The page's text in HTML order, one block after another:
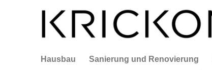
Hausbau Sanierung und Renovierung